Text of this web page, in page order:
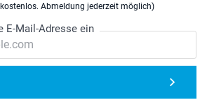
Abmeldung jederzeit möglich)
E-Mail-Adresse ein